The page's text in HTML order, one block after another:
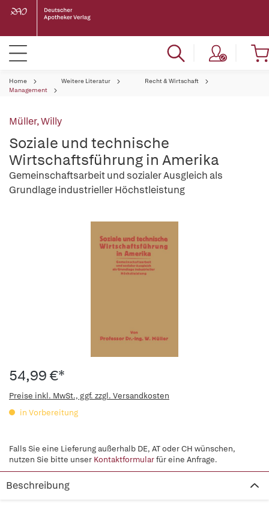
Home Weitere Literatur
Recht & Wirtschaft
Management
Müller, Willy
Soziale und technische
Wirtschaftsführung in Amerika
Gemeinschaftsarbeit und sozialer Ausgleich als
Grundlage industrieller Höchstleistung
54,99 €*
Preise inkl. MwSt., ggf. zzgl. Versandkosten
in Vorbereitung
Falls Sie eine Lieferung außerhalb DE, AT oder CH wünschen,
nutzen Sie bitte unser Kontaktformularfür eine Anfrage.
Beschreibung